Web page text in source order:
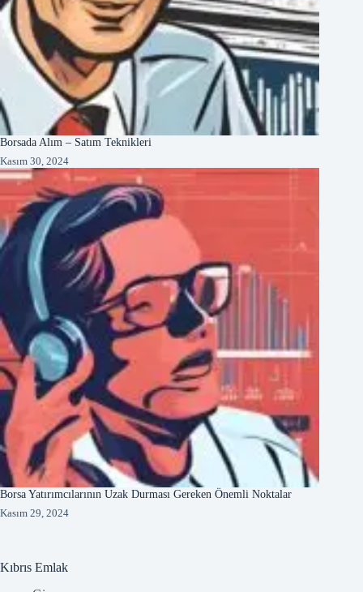
Borsada Alım – Satım Teknikleri
Kasım 30, 2024
Borsa Yatırımcılarının Uzak Durması Gereken Önemli Noktalar
Kasım 29, 2024
Kıbrıs Emlak